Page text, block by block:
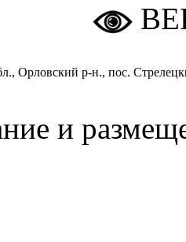
Орловский р-н., пос.
и